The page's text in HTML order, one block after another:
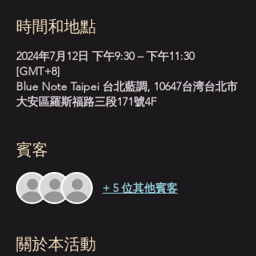
時間和地點
2024年7月12日 下午9:30 – 下午11:30
[GMT+8]
Blue Note Taipei 台北藍調, 10647台湾台北市
大安區羅斯福路三段171號4F
賓客
+ 5 位其他賓客
關於本活動